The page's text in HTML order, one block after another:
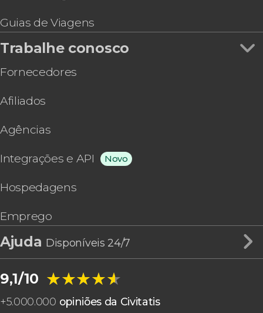
Guias de Viagens
Trabalhe conosco
Fornecedores
Afiliados
Agências
Integrações e API Novo
Hospedagens
Emprego
Ajuda Disponíveis 24/7
9,1/10 ★★★★★
★★★★★
+5.000.000 opiniões da Civitatis